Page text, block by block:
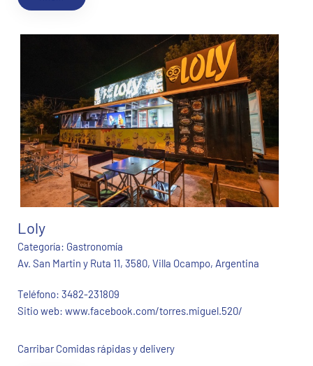
Loly
Categoría: Gastronomía
Av. San Martin y Ruta 11, 3580, Villa Ocampo, Argentina
Teléfono: 3482-231809
Sitio web: www.facebook.com/torres.miguel.520/
Carribar Comidas rápidas y delivery